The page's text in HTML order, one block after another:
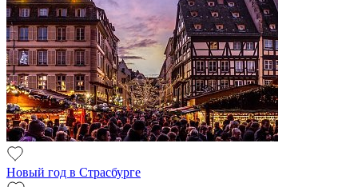
Новый год в Страсбурге